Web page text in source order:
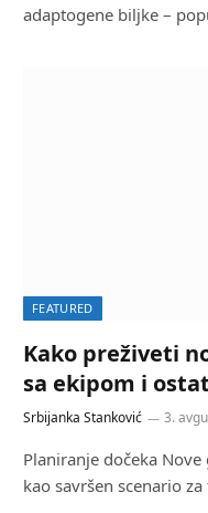
adaptogene biljke –
FEATURED
Kako preživeti
sa ekipom i
Srbijanka Stanković 3.
Planiranje dočeka
kao savršen scenario